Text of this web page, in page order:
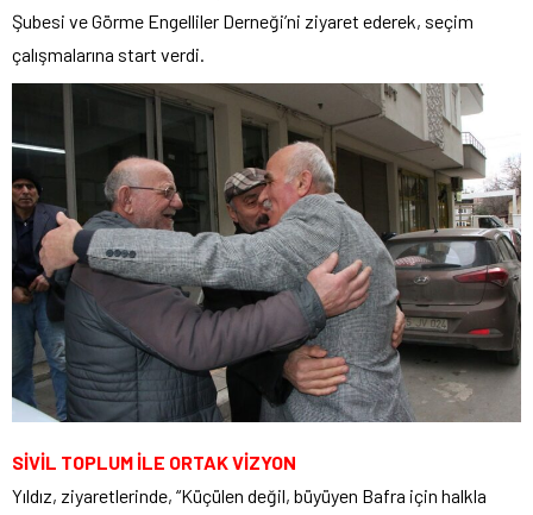
Şubesi ve Görme Engelliler Derneği’ni ziyaret ederek, seçim
çalışmalarına start verdi.
SİVİL TOPLUM İLE ORTAK VİZYON
Yıldız, ziyaretlerinde, “Küçülen değil, büyüyen Bafra için halkla